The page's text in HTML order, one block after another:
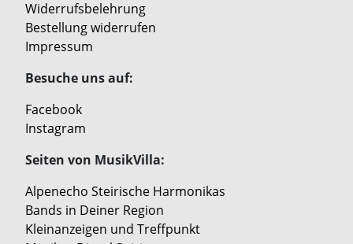
Widerrufsbelehrung
Bestellung widerrufen
Impressum
Besuche uns auf:
Facebook
Instagram
Seiten von MusikVilla:
Alpenecho Steirische Harmonikas
Bands in Deiner Region
Kleinanzeigen und Treffpunkt